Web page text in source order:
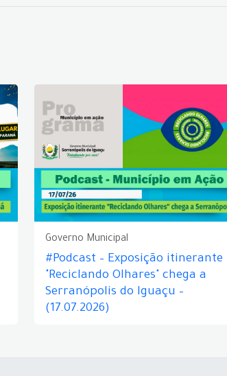
Governo Municipal
#Podcast – Exposição itinerante
"Reciclando Olhares" chega a
Serranópolis do Iguaçu –
(17.07.2026)